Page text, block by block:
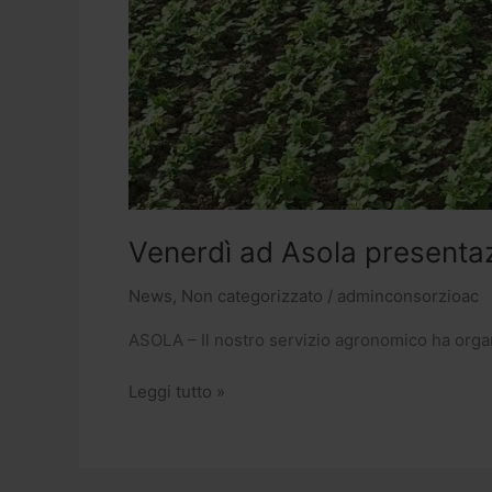
Venerdì ad Asola
News, Non categorizzato / adminconsorzioac
ASOLA – Il nostro servizio agronomico ha
Leggi tutto »